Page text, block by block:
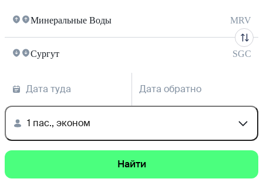
Минеральные Воды MRV
Сургут SGC
Дата туда Дата обратно
1 пас., эконом
Найти